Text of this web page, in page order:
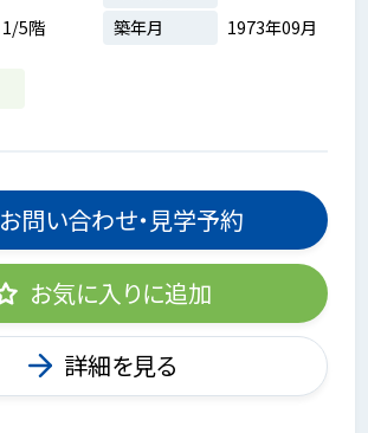
1/5階 築年月 1973年09月
お問い合わせ・見学予約
お気に入りに追加
詳細を見る